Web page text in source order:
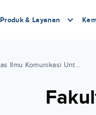
Produk & Layanan
Fakultas Ilmu Komunikasi Untar dan Biayanya